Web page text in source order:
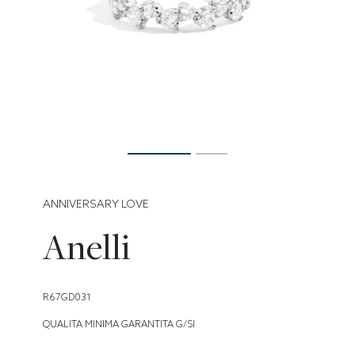
ANNIVERSARY LOVE
Anelli
R67GD031
QUALITA MINIMA GARANTITA G/SI